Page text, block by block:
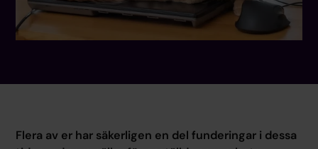
Flera av er har säkerligen en del funderingar i dessa